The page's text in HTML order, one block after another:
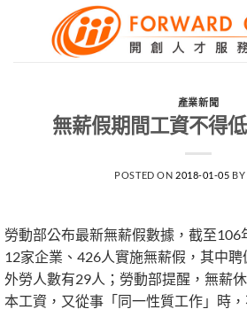
產業新聞
無薪假期間工資不得
POSTED ON 2018-01-05 BY
勞動部公布最新無薪假數據，截至106
12家企業、426人實施無薪假，其中
外勞人數有29人；勞動部提醒，無薪
本工資，又從事「同一性質工作」時